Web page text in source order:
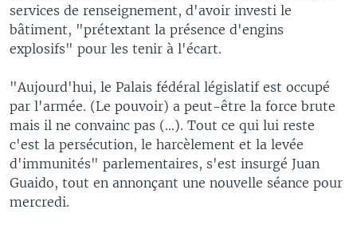
services de renseignement, d'avoir investi le
bâtiment, "prétextant la présence d'engins
explosifs" pour les tenir à l'écart.
"Aujourd'hui, le Palais fédéral législatif est occupé
par l'armée. (Le pouvoir) a peut-être la force brute
mais il ne convainc pas (...). Tout ce qui lui reste
c'est la persécution, le harcèlement et la levée
d'immunités" parlementaires, s'est insurgé Juan
Guaido, tout en annonçant une nouvelle séance pour
mercredi.